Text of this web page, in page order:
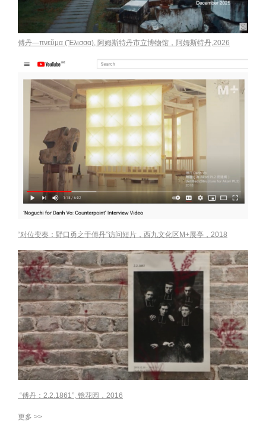
傅丹—πνεῦμα (Ἔλισσα), 阿姆斯特丹市立博物馆，阿姆斯特丹,2026
“对位变奏：野口勇之于傅丹”访问短片，西九文化区M+展亭，2018
“傅丹：2.2.1861”, 镜花园，2016
更多 >>